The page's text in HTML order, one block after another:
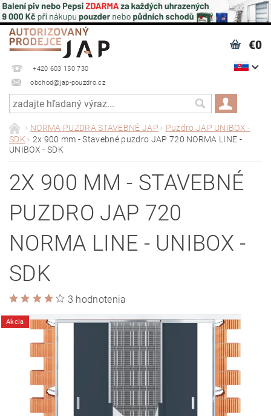
+420 603 150 730
obchod@jap-pouzdro.cz
€0
NORMA PUZDRA STAVEBNÉ JAP
Puzdro JAP UNIBOX -
SDK
2x 900 mm - Stavebné puzdro JAP 720 NORMA LINE -
UNIBOX - SDK
2X 900 MM - STAVEBNÉ
PUZDRO JAP 720
NORMA LINE - UNIBOX -
SDK
3 hodnotenia
Akcia